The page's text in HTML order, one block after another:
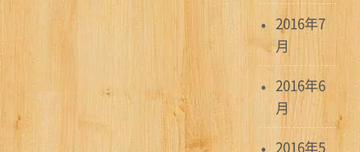
2016年7
月
2016年6
月
2016年5